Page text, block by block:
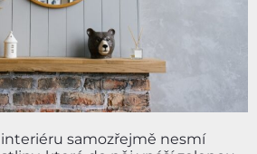
samozřejmě nesmí